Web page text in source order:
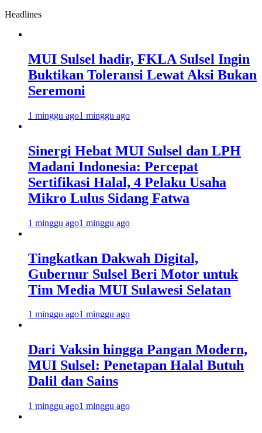
Headlines
MUI Sulsel hadir, FKLA Sulsel Ingin
Buktikan Toleransi Lewat Aksi Bukan
Seremoni
1 minggu ago1 minggu ago
Sinergi Hebat MUI Sulsel dan LPH
Madani Indonesia: Percepat
Sertifikasi Halal, 4 Pelaku Usaha
Mikro Lulus Sidang Fatwa
1 minggu ago1 minggu ago
Tingkatkan Dakwah Digital,
Gubernur Sulsel Beri Motor untuk
Tim Media MUI Sulawesi Selatan
1 minggu ago1 minggu ago
Dari Vaksin hingga Pangan Modern,
MUI Sulsel: Penetapan Halal Butuh
Dalil dan Sains
1 minggu ago1 minggu ago